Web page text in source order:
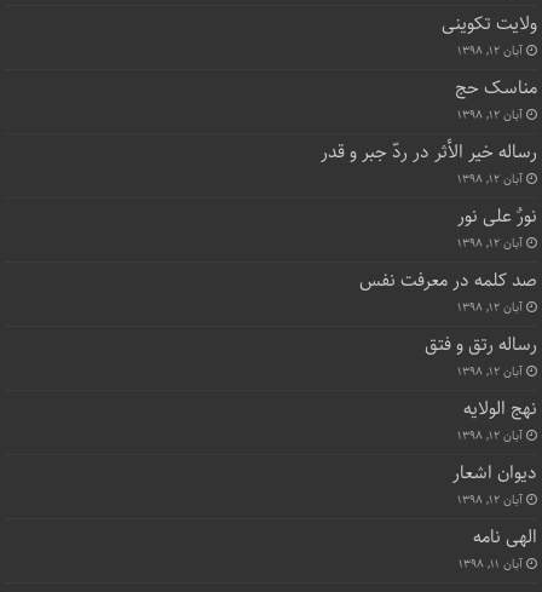
ولایت تکوینی
آبان ۱۲, ۱۳۹۸
مناسک حج
آبان ۱۲, ۱۳۹۸
رساله خیر الأثر در ردّ جبر و قدر
آبان ۱۲, ۱۳۹۸
نورٌ علی نور
آبان ۱۲, ۱۳۹۸
صد کلمه در معرفت نفس
آبان ۱۲, ۱۳۹۸
رساله رتق و فتق
آبان ۱۲, ۱۳۹۸
نهج الولایه
آبان ۱۲, ۱۳۹۸
دیوان اشعار
آبان ۱۲, ۱۳۹۸
الهی نامه
آبان ۱۱, ۱۳۹۸